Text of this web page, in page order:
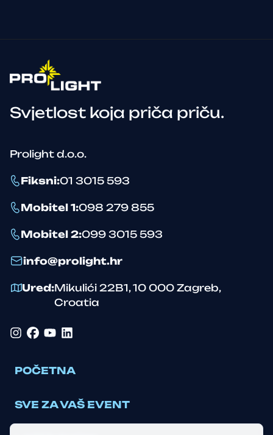
Svjetlost koja priča priču.
Prolight d.o.o.
Fiksni:01 3015 593
Mobitel 1:098 279 855
Mobitel 2:099 3015 593
info@prolight.hr
Ured:Mikulići 22B1,10 000 Zagreb,
Croatia
POČETNA
SVE ZA VAŠ EVENT